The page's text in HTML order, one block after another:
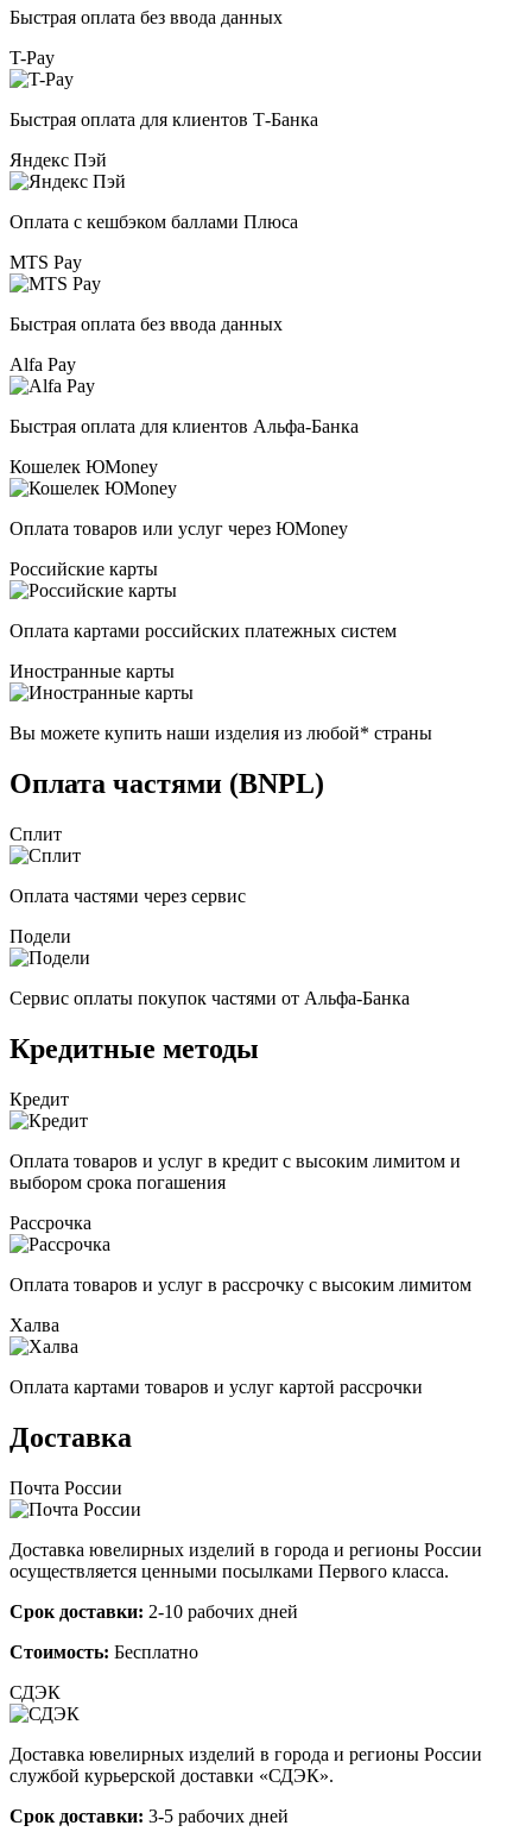
Быстрая оплата без ввода данных
T-Pay
Быстрая оплата для клиентов Т-Банка
Яндекс Пэй
Оплата с кешбэком баллами Плюса
MTS Pay
Быстрая оплата без ввода данных
Alfa Pay
Быстрая оплата для клиентов Альфа-Банка
Кошелек ЮMoney
Оплата товаров или услуг через ЮMoney
Российские карты
Оплата картами российских платежных систем
Иностранные карты
Вы можете купить наши изделия из любой* страны
Оплата частями (BNPL)
Сплит
Оплата частями через сервис
Подели
Сервис оплаты покупок частями от Альфа-Банка
Кредитные методы
Кредит
Оплата товаров и услуг в кредит с высоким лимитом и
выбором срока погашения
Рассрочка
Оплата товаров и услуг в рассрочку с высоким лимитом
Халва
Оплата картами товаров и услуг картой рассрочки
Доставка
Почта России
Доставка ювелирных изделий в города и регионы России
осуществляется ценными посылками Первого класса.
Срок доставки: 2-10 рабочих дней
Стоимость: Бесплатно
СДЭК
Доставка ювелирных изделий в города и регионы России
службой курьерской доставки «СДЭК».
Срок доставки: 3-5 рабочих дней